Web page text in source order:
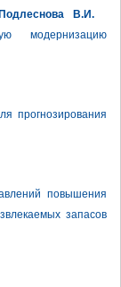
В.И.
модернизацию
прогнозирования
повышения
запасов